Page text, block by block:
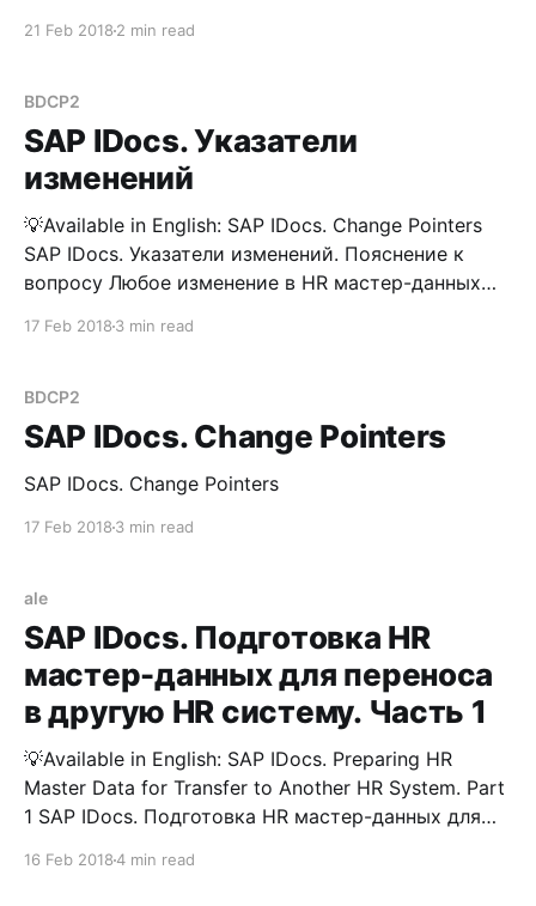
21 Feb 2018 2 min read
BDCP2
SAP IDocs. Указатели
изменений
💡Available in English: SAP IDocs. Change Pointers
SAP IDocs. Указатели изменений. Пояснение к
вопросу Любое изменение в HR мастер-данных
может быть использован для случаев, когда,
необходимо непрерывно (не единовременно)
передавать изменения по персоналу в какие-
17 Feb 2018 3 min read
BDCP2
SAP IDocs. Change Pointers
SAP IDocs. Change Pointers
17 Feb 2018 3 min read
ale
SAP IDocs. Подготовка HR
мастер-данных для переноса
в другую HR систему. Часть 1
💡Available in English: SAP IDocs. Preparing HR
Master Data for Transfer to Another HR System. Part
1 SAP IDocs. Подготовка HR мастер-данных для
16 Feb 20184 min read